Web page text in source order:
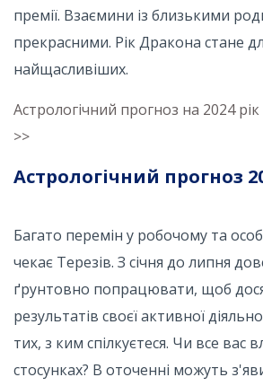
премії. Взаємини із близькими
прекрасними. Рік Дракона стане
найщасливіших.
Астрологічний прогноз на 2024
>>
Астрологічний прогноз
Багато перемін у робочому та
чекає Терезів. З січня до липня
ґрунтовно попрацювати, щоб
результатів своєї активної
тих, з ким спілкуєтеся. Чи все вас
стосунках? В оточенні можуть